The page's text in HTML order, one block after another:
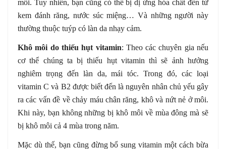
môi. Tuy nhiên, bạn cũng có thể bị dị ứng hóa chất đến từ
kem đánh răng, nước súc miệng… Và những người này
thường thuộc tuýp có làn da nhạy cảm.
Khô môi do thiếu hụt vitamin: Theo các chuyên gia nếu
cơ thể chúng ta bị thiếu hụt vitamin thì sẽ ảnh hưởng
nghiêm trọng đến làn da, mái tóc. Trong đó, các loại
vitamin C và B2 được biết đến là nguyên nhân chủ yếu gây
ra các vấn đề về chảy máu chân răng, khô và nứt nẻ ở môi.
Khi này, bạn không những bị khô môi về mùa đông mà sẽ
bị khô môi cả 4 mùa trong năm.
Mặc dù thế, bạn cũng đừng bổ sung vitamin một cách bừa